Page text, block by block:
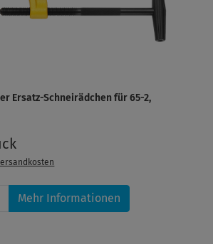
Ersatz-Schneirädchen für 65-2,
Mehr Informationen